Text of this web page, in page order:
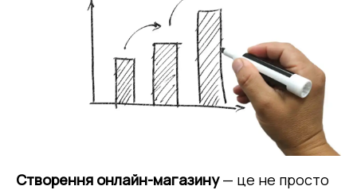
Створення онлайн-магазину — це не просто